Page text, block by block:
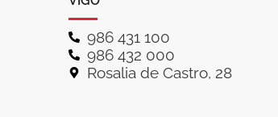
986 431 100
986 432 000
Rosalia de Castro, 28